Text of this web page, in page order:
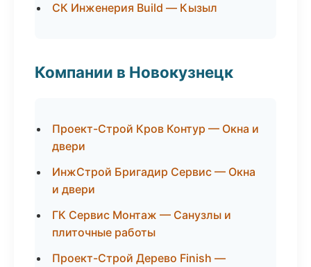
СК Инженерия Build — Кызыл
Компании в Новокузнецк
Проект-Строй Кров Контур — Окна и
двери
ИнжСтрой Бригадир Сервис — Окна
и двери
ГК Сервис Монтаж — Санузлы и
плиточные работы
Проект-Строй Дерево Finish —